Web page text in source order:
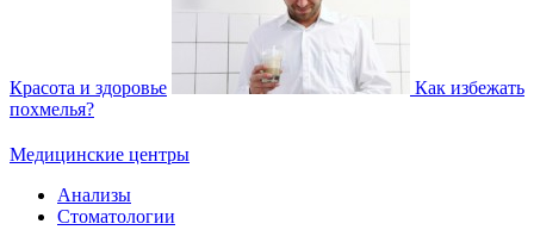
Красота и здоровье
Как избежать
похмелья?
Медицинские центры
Анализы
Стоматологии